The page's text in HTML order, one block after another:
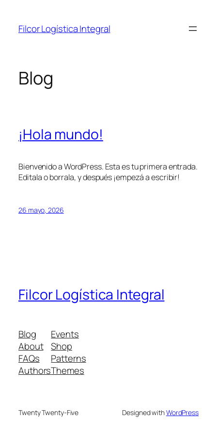
contenido
Filcor Logística Integral
Blog
¡Hola mundo!
Bienvenido a WordPress. Esta es tu primera entrada.
Editala o borrala, y después ¡empezá a escribir!
26 mayo, 2026
Filcor Logística Integral
Blog
About
FAQs
Authors
Events
Shop
Patterns
Themes
Twenty Twenty-Five Designed withWordPress